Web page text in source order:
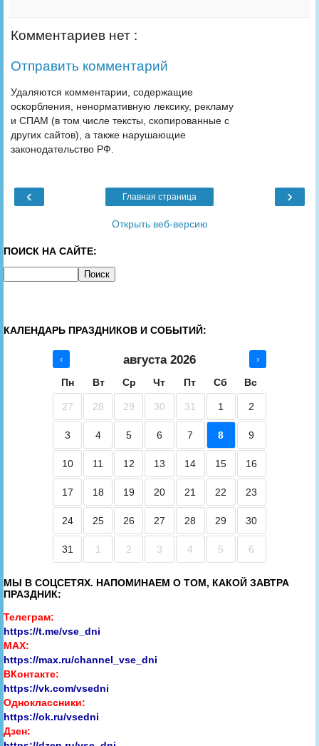
Комментариев нет :
Отправить комментарий
Удаляются комментарии, содержащие
оскорбления, ненормативную лексику, рекламу
и СПАМ (в том числе тексты, скопированные с
других сайтов), а также нарушающие
законодательство РФ.
‹ ›
Главная страница
Открыть веб-версию
ПОИСК НА САЙТЕ:
КАЛЕНДАРЬ ПРАЗДНИКОВ И СОБЫТИЙ:
‹ августа 2026 ›
Пн Вт Ср Чт Пт Сб Вс
27 28 29 30 31 1 2
3 4 5 6 7 8 9
10 11 12 13 14 15 16
17 18 19 20 21 22 23
24 25 26 27 28 29 30
31 1 2 3 4 5 6
МЫ В СОЦСЕТЯХ. НАПОМИНАЕМ О ТОМ, КАКОЙ ЗАВТРА
ПРАЗДНИК:
Телеграм:
https://t.me/vse_dni
MAX:
https://max.ru/channel_vse_dni
ВКонтакте:
https://vk.com/vsedni
Одноклассники:
https://ok.ru/vsedni
Дзен: